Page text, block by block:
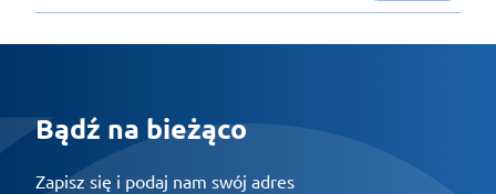
Bądź na bieżąco
Zapisz się i podaj nam swój adres